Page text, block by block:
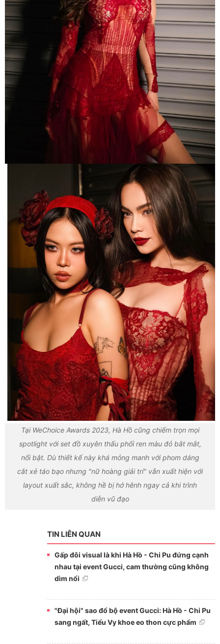
Tại WeChoice Awards 2023, Hà Hồ cũng chiếm trọn mọi
spotlight với set đồ xuyên thấu phối ren màu đỏ bắt mắt,
nổi bật. Dù thiết kế này khá mỏng manh với phom dáng
cắt xẻ táo bạo nhưng "nữ hoàng giải trí" vẫn xuất hiện với
layout xuất sắc, không hề bị hớ hênh ngay cả khi trình
diễn vũ đạo
TIN LIÊN QUAN
Gấp đôi visual là khi Hà Hồ - Chi Pu đứng cạnh
nhau tại event Gucci, cam thường cũng không
dìm nổi
"Đại hội" sao đổ bộ event Gucci: Hà Hồ - Chi Pu
sang ngất, Tiểu Vy khoe eo thon cực phẩm